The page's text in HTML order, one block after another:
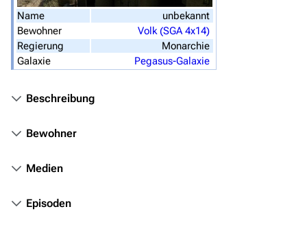
Zeitleiste
Kommerzielles
Mitmachen
Hilfe
Name
unbekannt
Bewohner
Volk (SGA 4x14)
Regierung
Monarchie
Galaxie
Pegasus-Galaxie
Beschreibung
Bewohner
Medien
Episoden